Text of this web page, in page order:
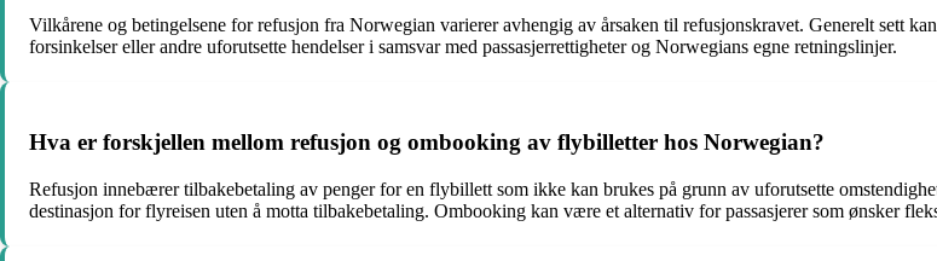
Vilkårene og betingelsene for refusjon fra Norwegian varierer avhengig av årsaken til refusjonskravet. Generelt sett
forsinkelser eller andre uforutsette hendelser i samsvar med passasjerrettigheter og Norwegians egne retningslinjer.
Hva er forskjellen mellom refusjon og ombooking av flybilletter hos Norwegian?
Refusjon innebærer tilbakebetaling av penger for en flybillett som ikke kan brukes på grunn av uforutsette
destinasjon for flyreisen uten å motta tilbakebetaling. Ombooking kan være et alternativ for passasjerer som ønsker